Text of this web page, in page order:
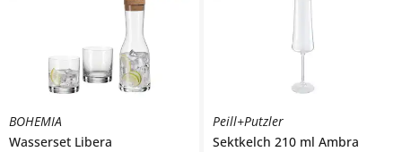
BOHEMIA
Wasserset Libera
Peill+Putzler
Sektkelch 210 ml Ambra